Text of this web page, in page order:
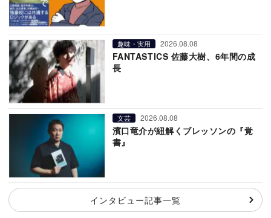
趣味・実用 2026.08.08
FANTASTICS 佐藤大樹、6年間の成
長
文芸 2026.08.08
濱口竜介が紐解くブレッソンの『覚
書』
インタビュー記事一覧